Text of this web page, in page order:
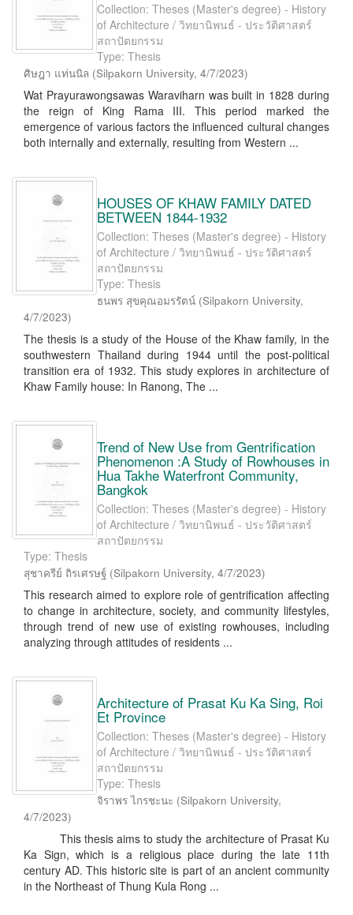
Collection: Theses (Master's degree) - History
of Architecture / วิทยานิพนธ์ - ประวัติศาสตร์
สถาปัตยกรรม
Type: Thesis
ศิษฎา แท่นนิล (Silpakorn University, 4/7/2023)
Wat Prayurawongsawas Waraviharn was built in 1828 during
the reign of King Rama III. This period marked the
emergence of various factors the influenced cultural changes
both internally and externally, resulting from Western ...
HOUSES OF KHAW FAMILY DATED
BETWEEN 1844-1932
Collection: Theses (Master's degree) - History
of Architecture / วิทยานิพนธ์ - ประวัติศาสตร์
สถาปัตยกรรม
Type: Thesis
ธนพร สุขคุณอมรรัตน์ (Silpakorn University,
4/7/2023)
The thesis is a study of the House of the Khaw family, in the
southwestern Thailand during 1944 until the post-political
transition era of 1932. This study explores in architecture of
Khaw Family house: In Ranong, The ...
Trend of New Use from Gentrification
Phenomenon :A Study of Rowhouses in
Hua Takhe Waterfront Community,
Bangkok
Collection: Theses (Master's degree) - History
of Architecture / วิทยานิพนธ์ - ประวัติศาสตร์
สถาปัตยกรรม
Type: Thesis
สุชาครีย์ ถิรเศรษฐ์ (Silpakorn University, 4/7/2023)
This research aimed to explore role of gentrification affecting
to change in architecture, society, and community lifestyles,
through trend of new use of existing rowhouses, including
analyzing through attitudes of residents ...
Architecture of Prasat Ku Ka Sing, Roi
Et Province
Collection: Theses (Master's degree) - History
of Architecture / วิทยานิพนธ์ - ประวัติศาสตร์
สถาปัตยกรรม
Type: Thesis
จิราพร ไกรชะนะ (Silpakorn University,
4/7/2023)
This thesis aims to study the architecture of Prasat Ku
Ka Sign, which is a religious place during the late 11th
century AD. This historic site is part of an ancient community
in the Northeast of Thung Kula Rong ...